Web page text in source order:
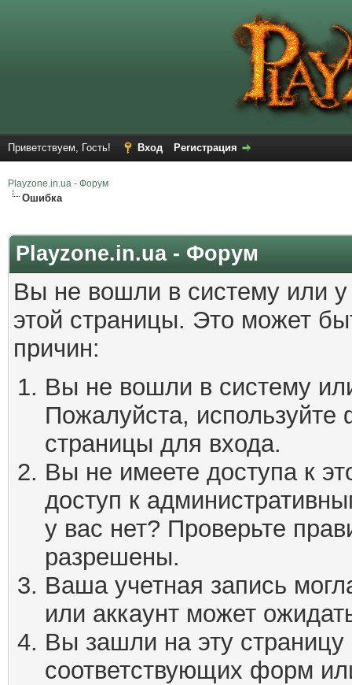
Приветствуем, Гость! Вход Регистрация
Playzone.in.ua - Форум
Ошибка
Playzone.in.ua - Форум
Вы не вошли в систему или
этой страницы. Это может
причин:
Вы не вошли в систему
Пожалуйста,
страницы для входа.
Вы не имеете доступа к
доступ к
у вас нет? Проверьте
разрешены.
Ваша учетная запись
или аккаунт может
Вы зашли на эту
соответствующих форм